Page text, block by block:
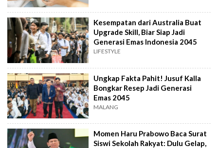
Kesempatan dari Australia Buat
Upgrade Skill, Biar Siap Jadi
Generasi Emas Indonesia 2045
LIFESTYLE
Ungkap Fakta Pahit! Jusuf Kalla
Bongkar Resep Jadi Generasi
Emas 2045
MALANG
Momen Haru Prabowo Baca Surat
Siswi Sekolah Rakyat: Dulu Gelap,